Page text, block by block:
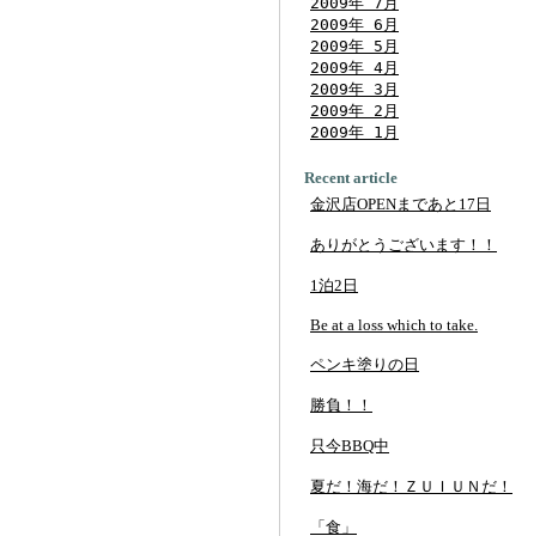
2009年 6月
2009年 5月
2009年 4月
2009年 3月
2009年 2月
2009年 1月
Recent article
金沢店OPENまであと17日
ありがとうございます！！
1泊2日
Be at a loss which to take.
ペンキ塗りの日
勝負！！
只今BBQ中
夏だ！海だ！ＺＵＩＵＮだ！
「食」